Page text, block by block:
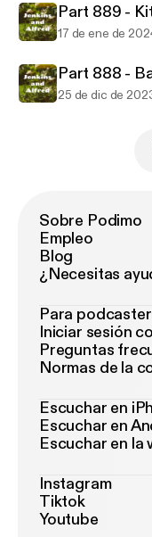
Part 889 -
17 de ene de
Part 888 -
25 de dic de
Sobre Podimo
Empleo
Blog
¿Necesitas
Para
Iniciar sesión
Preguntas
Normas de la
Escuchar en
Escuchar en
Escuchar en la
Instagram
Tiktok
Youtube